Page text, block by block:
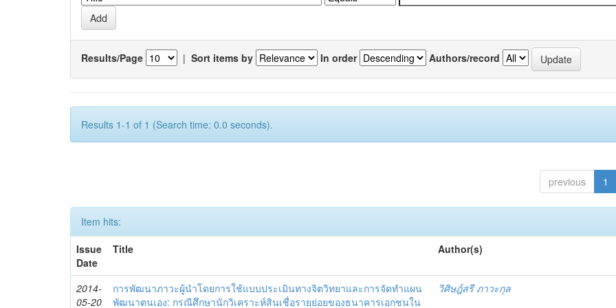
Results/Page | Sort items by In order Authors/record
Results 1-1 of 1 (Search time: 0.0 seconds).
previous 1
Item hits:
Issue
Date
Title Author(s)
2014-
05-20
การพัฒนาภาวะผู้นำโดยการใช้แบบประเมินทางจิตวิทยาและการจัดทำแผน
พัฒนาตนเอง: กรณีศึกษานักวิเคราะห์สินเชื่อรายย่อยของธนาคารเอกชนใน
วิศิษฎ์สรี ภาวะกุล